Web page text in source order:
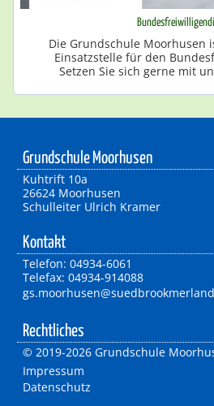
Die Grundschule Moorhusen
Einsatzstelle für den
Setzen Sie sich gerne mit
Grundschule Moorhusen
Kuhtrift 10a
26624 Moorhusen
Schulleiter Ulrich Kramer
Kontakt
Telefon: 04934-6061
Telefax: 04934-914088
Rechtliches
© 2019-2026 Grundschule
Impressum
Datenschutz